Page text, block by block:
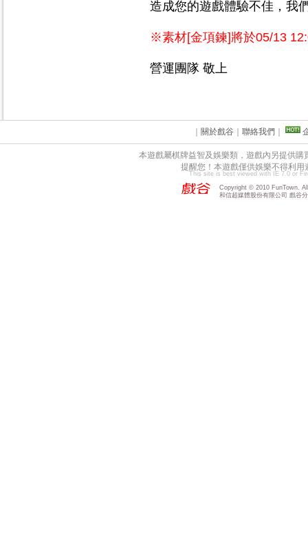
造成您的遊戲體驗不佳，我
※素材[金項鍊]將於05/13
營運團隊 敬上
關於戲谷 聯絡我們
本遊戲屬棋牌益智及娛樂類，遊戲內另提供
提醒您！本遊戲僅供娛樂不得利
This site is best viewed with IE 7.0 or
Copyright © 2010 FunTown.
和信超媒體股份有限公司 戲谷